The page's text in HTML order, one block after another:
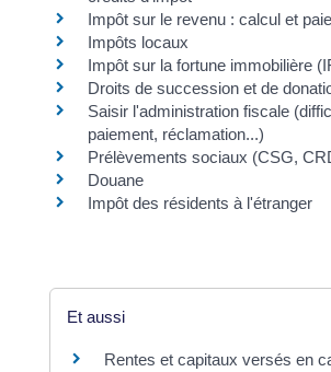
Impôt sur le revenu : calcul et
Impôts locaux
Impôt sur la fortune immobilière
Droits de succession et de
Saisir l'administration fiscale
paiement, réclamation...)
Prélèvements sociaux (CSG,
Douane
Impôt des résidents à l'étranger
Et aussi
Rentes et capitaux versés en